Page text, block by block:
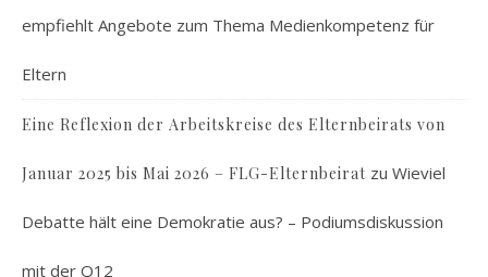
empfiehlt Angebote zum Thema Medienkompetenz für
Eltern
Eine Reflexion der Arbeitskreise des Elternbeirats von
Januar 2025 bis Mai 2026 – FLG-Elternbeirat zu Wieviel
Debatte hält eine Demokratie aus? – Podiumsdiskussion
mit der Q12